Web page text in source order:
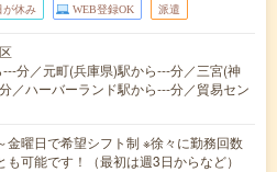
が休み WEB登録OK 派遣
分／元町(兵庫県)駅から---分／三宮(神
／ハーバーランド駅から---分／貿易セン
金曜日で希望シフト制 ※徐々に勤務回数
も可能です！（最初は週3日からなど）